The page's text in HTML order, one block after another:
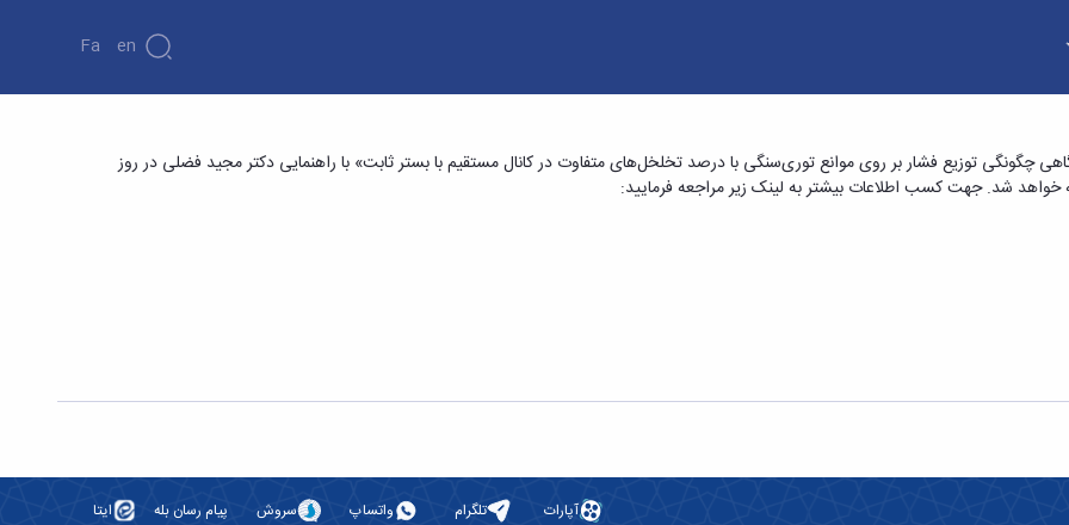
Fa En
«مطالعه آزمایشگاهی چگونگی توزیع فشار بر روی موانع توری¬سنگی با درصد تخلخل¬های متفاوت
چگونگی توزیع فشار بر روی موانع توری‌سنگی با درصد تخلخل‌های متفاوت در کانال مستقیم با بستر ثابت» با راهنمایی دکتر مجید فضلی در روز
آپارات تلگرام واتساپ سروش پیام رسان بله ایتا